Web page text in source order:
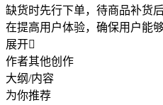
缺货时先行下单，待商品补货
在提高用户体验，确保用户能
展开
作者其他创作
大纲/内容
为你推荐